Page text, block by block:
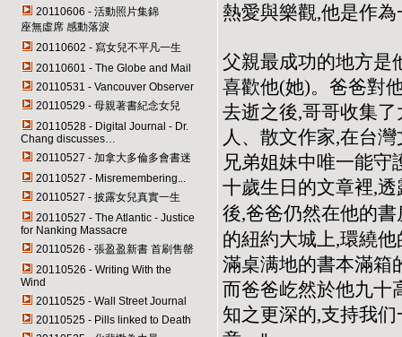
20110606 - 活動照片集錦
座無虛席 感動落淚
20110602 - 寫女兒不平凡一生
20110601 - The Globe and Mail
20110531 - Vancouver Observer
20110529 - 母親著書紀念女兒
20110528 - Digital Journal - Dr.
Chang discusses…
20110527 - 加拿大多倫多會書迷
20110527 - Misremembering...
20110527 - 披露女兒真實一生
20110527 - The Atlantic - Justice
for Nanking Massacre
20110526 - 張盈盈新書 首刷售罄
20110526 - Writing With the
Wind
20110525 - Wall Street Journal
20110525 - Pills linked to Death
熱愛與樂觀,他是作
父親最成功的地方是
喜歡他(她)。爸爸對
去逝之後,哥哥收集
人、散文作家,在台
兄弟姐妹中唯一能守
十歲生日的文章裡,
後,爸爸仍然在他的
的紐約大城上,環繞
滿桌满地的書本滿箱
而爸爸屹然於他九十
知之更深的,支持我